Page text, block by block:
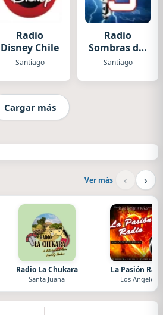
Radio
Disney Chile
Santiago
Radio
Sombras del
Ayer
Santiago
Cargar más
Ver más ‹ ›
Radio La Chukara
Santa Juana
La Pasión
Los Angeles